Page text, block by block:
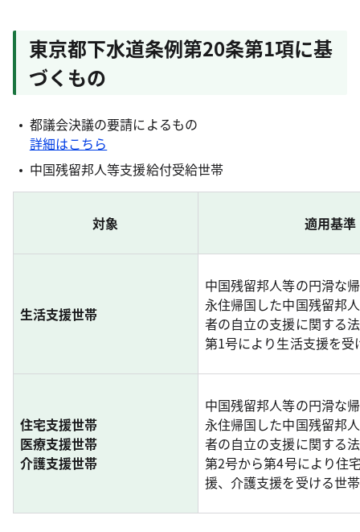
東京都下水道条例第20条第1項に基
づくもの
都議会決議の要請によるもの
詳細はこちら
中国残留邦人等支援給付受給世帯
対象 適用基準
生活支援世帯
中国残留邦人等の円滑な
永住帰国した中国残留邦
者の自立の支援に関する
第1号により生活支援を受
住宅支援世帯
医療支援世帯
介護支援世帯
中国残留邦人等の円滑な
永住帰国した中国残留邦
者の自立の支援に関する
第2号から第4号により住
援、介護支援を受ける世帯